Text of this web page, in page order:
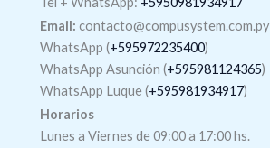
Email: contacto@compusystem.com.py
WhatsApp (+595972235400)
WhatsApp Asunción (+595981124365)
WhatsApp Luque (+595981934917)
Horarios
Lunes a Viernes de 09:00 a 17:00 hs.